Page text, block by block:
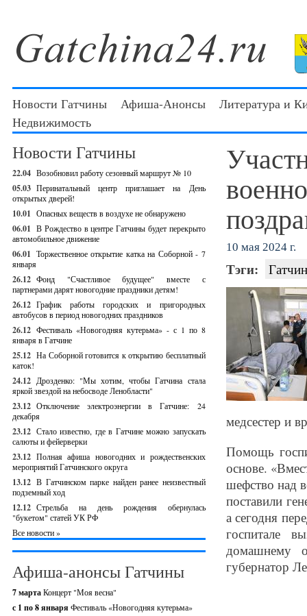
Новости Гатчины Афиша-Анонсы
Литература и
Недвижимость
Новости Гатчины
22.04 Возобновил работу сезонный маршрут № 10
05.03 Перинатальный центр приглашает на День
открытых дверей!
10.01 Опасных веществ в воздухе не обнаружено
06.01 В Рождество в центре Гатчины будет перекрыто
автомобильное движение
06.01 Торжественное открытие катка на Соборной - 7
января
26.12 Фонд "Счастливое будущее" вместе с
партнерами дарят новогодние праздники детям!
26.12 График работы городских и пригородных
автобусов в период новогодних праздников
26.12 Фестиваль «Новогодняя кутерьма» - с 1 по 8
января в Гатчине
25.12 На Соборной готовится к открытию бесплатный
каток!
24.12 Дрозденко: "Мы хотим, чтобы Гатчина стала
яркой звездой на небосводе Ленобласти"
23.12 Отключение электроэнергии в Гатчине: 24
декабря
23.12 Стало известно, где в Гатчине можно запускать
салюты и фейерверки
23.12 Полная афиша новогодних и рождественских
мероприятий Гатчинского округа
13.12 В Гатчинском парке найден ранее неизвестный
подземный ход
12.12 Стрельба на день рождения обернулась
"букетом" статей УК РФ
Все новости »
Афиша-анонсы Гатчины
7 мартаКонцерт "Моя весна"
с 1 по 8 января Фестиваль «Новогодняя кутерьма»
10 мая 2024 г.
Тэги:
медсестер и
Помощь
основе.
шефство над
поставили
а сегодня
госпитале
домашнему
губернатор